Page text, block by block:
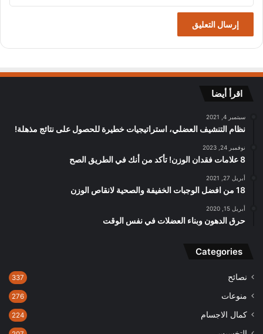
اقرأ أيضا
سبتمبر 4, 2021
نظام التنشيف العضلي، استراتيجيات خطيرة للحصول على نتائج مذهلة!
نوفمبر 24, 2023
8 علامات فقدان الوزن! تأكد من أنك في الطريق الصح
أبريل 27, 2021
18 من افضل الوجبات الخفيفة والصحية لانقاص الوزن
أبريل 15, 2020
حرق الدهون وبناء العضلات في نفس الوقت
Categories
نصائح 337
منوعات 276
كمال الاجسام 224